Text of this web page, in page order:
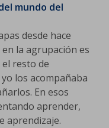
mundo del
desde hace
la agrupación es
resto de
los acompañaba
En esos
aprender,
aprendizaje.